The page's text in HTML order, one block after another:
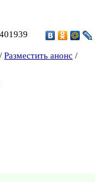
/ Разместить анонс /